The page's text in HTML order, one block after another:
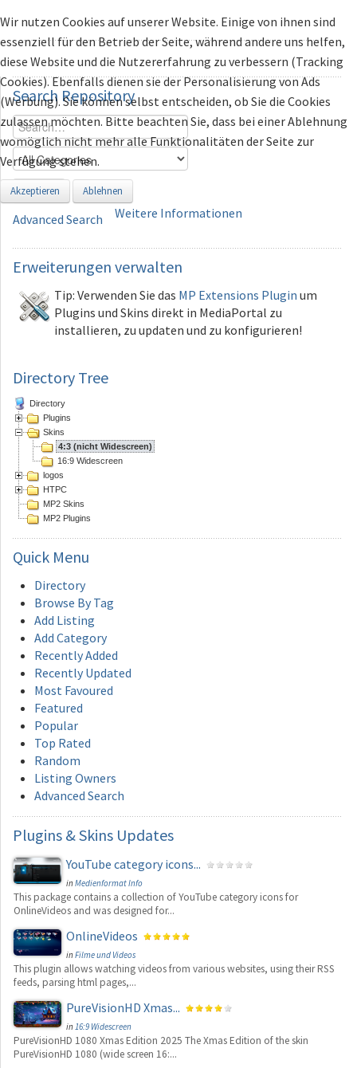
Search Repository
Search
Advanced Search
Erweiterungen verwalten
Tip: Verwenden Sie das MP Extensions Plugin um
Plugins und Skins direkt in MediaPortal zu
installieren, zu updaten und zu konfigurieren!
Directory Tree
Directory
Plugins
Skins
4:3 (nicht Widescreen)
16:9 Widescreen
logos
HTPC
MP2 Skins
MP2 Plugins
Quick Menu
Directory
Browse By Tag
Add Listing
Add Category
Recently Added
Recently Updated
Most Favoured
Featured
Popular
Top Rated
Random
Listing Owners
Advanced Search
Plugins & Skins Updates
YouTube category icons...
inMedienformat Info
This package contains a collection of YouTube category icons for
OnlineVideos and was designed for...
OnlineVideos
inFilme und Videos
This plugin allows watching videos from various websites, using their RSS
feeds, parsing html pages,...
PureVisionHD Xmas...
in 16:9 Widescreen
PureVisionHD 1080 Xmas Edition 2025 The Xmas Edition of the skin
PureVisionHD 1080 (wide screen 16:...
Wir nutzen Cookies auf unserer Website. Einige von ihnen sind
essenziell für den Betrieb der Seite, während andere uns helfen,
diese Website und die Nutzererfahrung zu verbessern (Tracking
Cookies). Ebenfalls dienen sie der Personalisierung von Ads
(Werbung). Sie können selbst entscheiden, ob Sie die Cookies
zulassen möchten. Bitte beachten Sie, dass bei einer Ablehnung
womöglich nicht mehr alle Funktionalitäten der Seite zur
Verfügung stehen.
Akzeptieren Ablehnen
Weitere Informationen